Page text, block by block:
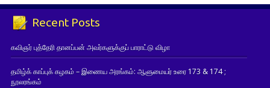
Recent Posts
கவிஞர் புத்தேரி தானப்பன் அவர்களுக்குப் பாராட்டு விழா
தமிழ்க் காப்புக் கழகம் – இணைய அரங்கம்: ஆளுமையர் உரை 173 & 174 ;
நூலரங்கம்